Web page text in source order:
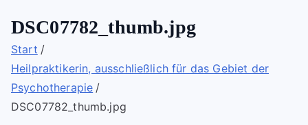
DSC07782_thumb.jpg
Start
Heilpraktikerin, ausschließlich für das Gebiet der
Psychotherapie
DSC07782_thumb.jpg